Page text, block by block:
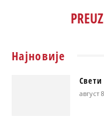
Најновије
август